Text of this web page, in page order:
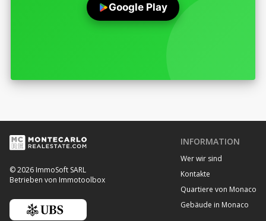
Google Play
© 2026 ImmoSoft SARL
Betrieben von Immotoolbox
INFORMATION
Wer wir sind
Kontakte
Quartiere von Monaco
Gebäude in Monaco